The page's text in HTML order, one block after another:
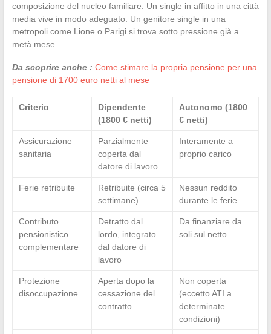
composizione del nucleo familiare. Un single in affitto in una città
media vive in modo adeguato. Un genitore single in una
metropoli come Lione o Parigi si trova sotto pressione già a
metà mese.
Da scoprire anche : Come stimare la propria pensione per una
pensione di 1700 euro netti al mese
Criterio
Dipendente
(1800 € netti)
Autonomo (1800
€ netti)
Assicurazione
sanitaria
Parzialmente
coperta dal
datore di lavoro
Interamente a
proprio carico
Ferie retribuite
Retribuite (circa 5
settimane)
Nessun reddito
durante le ferie
Contributo
pensionistico
complementare
Detratto dal
lordo, integrato
dal datore di
lavoro
Da finanziare da
soli sul netto
Protezione
disoccupazione
Aperta dopo la
cessazione del
contratto
Non coperta
(eccetto ATI a
determinate
condizioni)